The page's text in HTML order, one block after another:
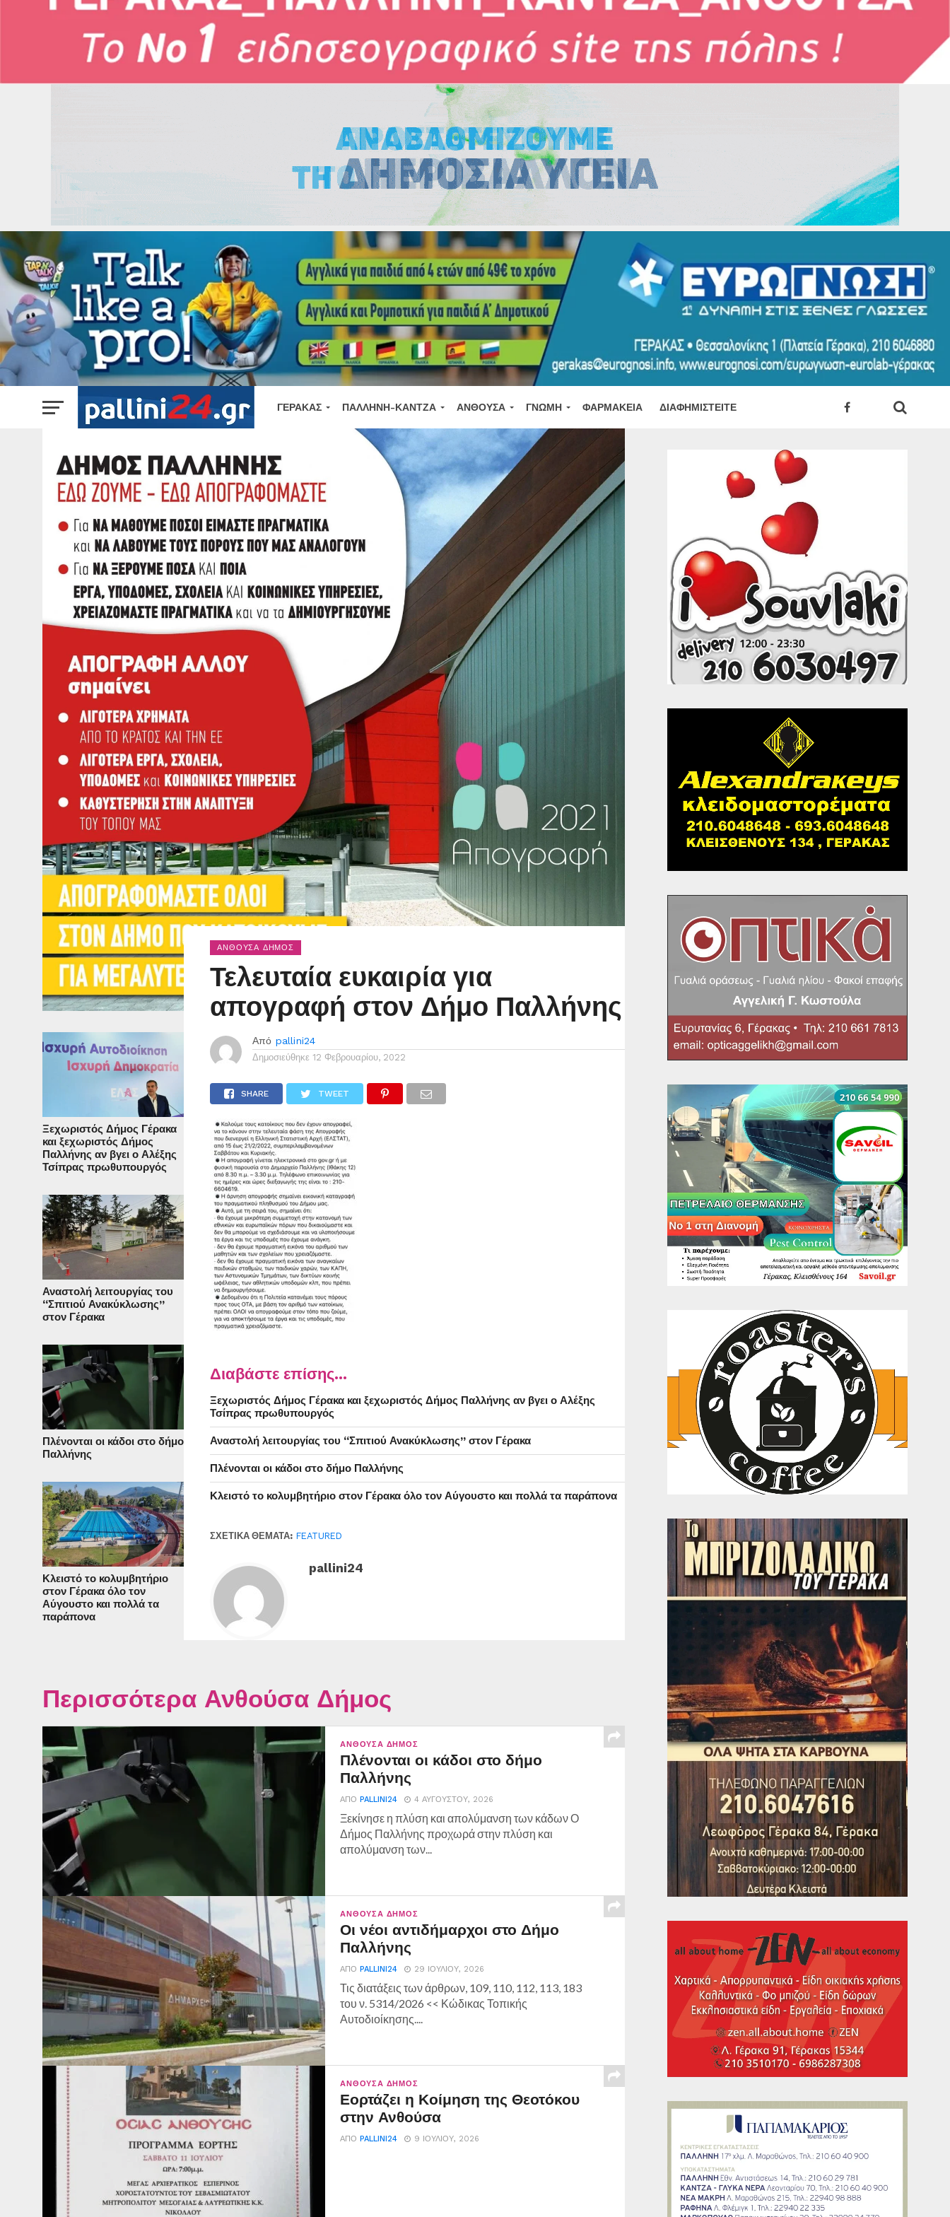
ΓΈΡΑΚΑΣ ΠΑΛΛΉΝΗ-ΚΆΝΤΖΑ ΑΝΘΟΎΣΑ ΓΝΏΜΗ ΦΑΡΜΑΚΕΊΑ ΔΙΑΦΗΜΙΣΤΕΊΤΕ
Ξεχωριστός Δήμος Γέρακα
και ξεχωριστός Δήμος
Παλλήνης αν βγει ο Αλέξης
Τσίπρας πρωθυπουργός
Αναστολή λειτουργίας του
“Σπιτιού Ανακύκλωσης”
στον Γέρακα
Πλένονται οι κάδοι στο δήμο
Παλλήνης
Κλειστό το κολυμβητήριο
στον Γέρακα όλο τον
Αύγουστο και πολλά τα
παράπονα
ΑΝΘΟΎΣΑ ΔΉΜΟΣ
Τελευταία ευκαιρία για
απογραφή στον Δήμο Παλλήνης
Από pallini24
Δημοσιεύθηκε 12 Φεβρουαρίου, 2022
SHARE TWEET
Διαβάστε επίσης...
Ξεχωριστός Δήμος Γέρακα και ξεχωριστός Δήμος Παλλήνης αν βγει ο Αλέξης
Τσίπρας πρωθυπουργός
Αναστολή λειτουργίας του “Σπιτιού Ανακύκλωσης” στον Γέρακα
Πλένονται οι κάδοι στο δήμο Παλλήνης
Κλειστό το κολυμβητήριο στον Γέρακα όλο τον Αύγουστο και πολλά τα παράπονα
ΣΧΕΤΙΚΆ ΘΈΜΑΤΑ: FEATURED
pallini24
Περισσότερα Ανθούσα Δήμος
ΑΝΘΟΎΣΑ ΔΉΜΟΣ
Πλένονται οι κάδοι στο δήμο
Παλλήνης
ΑΠΌ PALLINI24 4 ΑΥΓΟΎΣΤΟΥ, 2026
Ξεκίνησε η πλύση και απολύμανση των κάδων Ο
Δήμος Παλλήνης προχωρά στην πλύση και
απολύμανση των...
ΑΝΘΟΎΣΑ ΔΉΜΟΣ
Οι νέοι αντιδήμαρχοι στο Δήμο
Παλλήνης
ΑΠΌ PALLINI24 29 ΙΟΥΛΊΟΥ, 2026
Τις διατάξεις των άρθρων, 109, 110, 112, 113, 183
του ν. 5314/2026 << Κώδικας Τοπικής
Αυτοδιοίκησης....
ΑΝΘΟΎΣΑ ΔΉΜΟΣ
Εορτάζει η Κοίμηση της Θεοτόκου
στην Ανθούσα
ΑΠΌ PALLINI24 9 ΙΟΥΛΊΟΥ, 2026